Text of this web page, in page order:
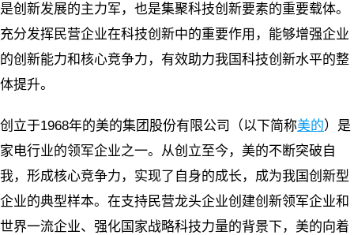
是创新发展的主力军，也是集聚科技创新要素的重要载体。
充分发挥民营企业在科技创新中的重要作用，能够增强企业
的创新能力和核心竞争力，有效助力我国科技创新水平的整
体提升。
创立于1968年的美的集团股份有限公司（以下简称美的）是
家电行业的领军企业之一。从创立至今，美的不断突破自
我，形成核心竞争力，实现了自身的成长，成为我国创新型
企业的典型样本。在支持民营龙头企业创建创新领军企业和
世界一流企业、强化国家战略科技力量的背景下，美的向着